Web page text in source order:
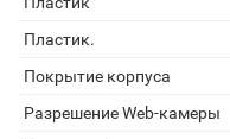
Пластик.
Покрытие корпуса
Разрешение Web-камеры